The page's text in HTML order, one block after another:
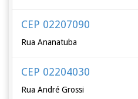
CEP 02207090
Rua Ananatuba
CEP 02204030
Rua André Grossi